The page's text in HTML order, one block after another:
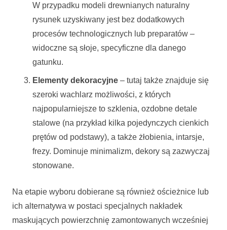
W przypadku modeli drewnianych naturalny
rysunek uzyskiwany jest bez dodatkowych
procesów technologicznych lub preparatów –
widoczne są słoje, specyficzne dla danego
gatunku.
Elementy dekoracyjne – tutaj także znajduje się
szeroki wachlarz możliwości, z których
najpopularniejsze to szklenia, ozdobne detale
stalowe (na przykład kilka pojedynczych cienkich
prętów od podstawy), a także żłobienia, intarsje,
frezy. Dominuje minimalizm, dekory są zazwyczaj
stonowane.
Na etapie wyboru dobierane są również ościeżnice lub
ich alternatywa w postaci specjalnych nakładek
maskujących powierzchnię zamontowanych wcześniej